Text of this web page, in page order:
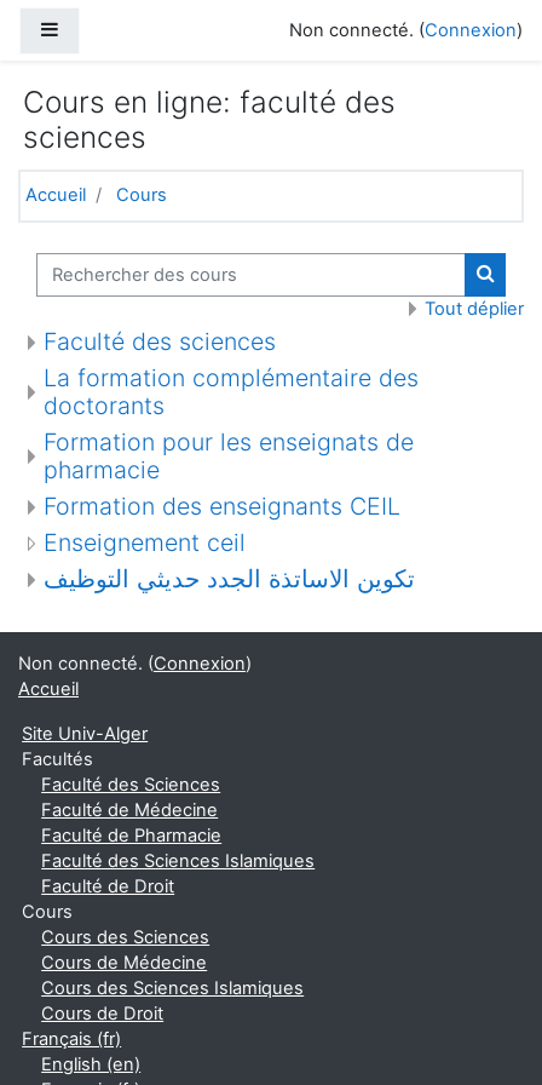
Non connecté. (Connexion)
Cours en ligne: faculté des
sciences
Accueil Cours
Rechercher des cours
Tout déplier
Faculté des sciences
La formation complémentaire des
doctorants
Formation pour les enseignats de
pharmacie
Formation des enseignants CEIL
Enseignement ceil
تكوين الاساتذة الجدد حديثي التوظيف
Non connecté. (Connexion)
Accueil
Site Univ-Alger
Facultés
Faculté des Sciences
Faculté de Médecine
Faculté de Pharmacie
Faculté des Sciences Islamiques
Faculté de Droit
Cours
Cours des Sciences
Cours de Médecine
Cours des Sciences Islamiques
Cours de Droit
Français ‎(fr)‎
English ‎(en)‎